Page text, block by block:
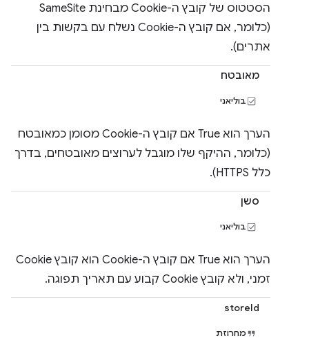
הסטטוס של קובץ ה-Cookie מבחינת SameSite
(כלומר, אם קובץ ה-Cookie נשלח עם בקשות בין
אתרים).
מאובטח
בוליאני
הערך הוא True אם קובץ ה-Cookie מסומן כמאובטח
(כלומר, ההיקף שלו מוגבל לערוצים מאובטחים, בדרך
כלל HTTPS).
סשן
בוליאני
הערך הוא True אם קובץ ה-Cookie הוא קובץ Cookie
זמני, ולא קובץ Cookie קבוע עם תאריך תפוגה.
storeId
מחרוזת